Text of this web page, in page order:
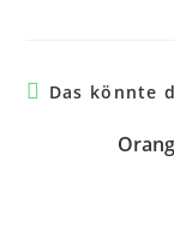
Das könnte